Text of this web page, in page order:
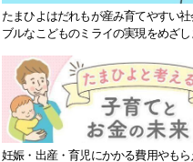
たまひよはだれもが産み育てやすい
ブルなこどものミライの実現をめざ
妊娠・出産・育児にかかる費用やも